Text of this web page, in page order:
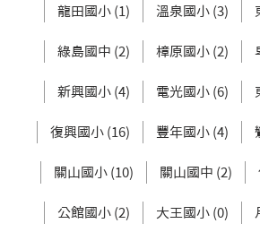
龍田國小 (1) 溫泉國小 (3)
綠島國中 (2) 樟原國小 (2)
新興國小 (4) 電光國小 (6)
復興國小 (16) 豐年國小 (4)
關山國小 (10) 關山國中 (2)
公館國小 (2) 大王國小 (0)